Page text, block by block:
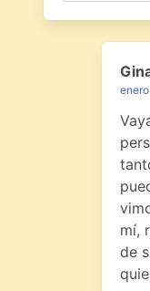
mí,
de